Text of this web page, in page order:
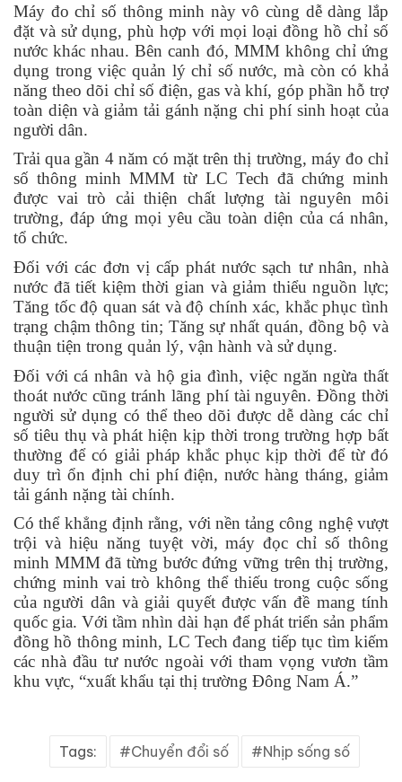
Máy đo chỉ số thông minh này vô cùng dễ dàng lắp
đặt và sử dụng, phù hợp với mọi loại đồng hồ chỉ số
nước khác nhau. Bên canh đó, MMM không chỉ ứng
dụng trong việc quản lý chỉ số nước, mà còn có khả
năng theo dõi chỉ số điện, gas và khí, góp phần hỗ trợ
toàn diện và giảm tải gánh nặng chi phí sinh hoạt của
người dân.
Trải qua gần 4 năm có mặt trên thị trường, máy đo chỉ
số thông minh MMM từ LC Tech đã chứng minh
được vai trò cải thiện chất lượng tài nguyên môi
trường, đáp ứng mọi yêu cầu toàn diện của cá nhân,
tổ chức.
Đối với các đơn vị cấp phát nước sạch tư nhân, nhà
nước đã tiết kiệm thời gian và giảm thiểu nguồn lực;
Tăng tốc độ quan sát và độ chính xác, khắc phục tình
trạng chậm thông tin; Tăng sự nhất quán, đồng bộ và
thuận tiện trong quản lý, vận hành và sử dụng.
Đối với cá nhân và hộ gia đình, việc ngăn ngừa thất
thoát nước cũng tránh lãng phí tài nguyên. Đồng thời
người sử dụng có thể theo dõi được dễ dàng các chỉ
số tiêu thụ và phát hiện kịp thời trong trường hợp bất
thường để có giải pháp khắc phục kịp thời để từ đó
duy trì ổn định chi phí điện, nước hàng tháng, giảm
tải gánh nặng tài chính.
Có thể khẳng định rằng, với nền tảng công nghệ vượt
trội và hiệu năng tuyệt vời, máy đọc chỉ số thông
minh MMM đã từng bước đứng vững trên thị trường,
chứng minh vai trò không thể thiếu trong cuộc sống
của người dân và giải quyết được vấn đề mang tính
quốc gia. Với tầm nhìn dài hạn để phát triển sản phẩm
đồng hồ thông minh, LC Tech đang tiếp tục tìm kiếm
các nhà đầu tư nước ngoài với tham vọng vươn tầm
khu vực, “xuất khẩu tại thị trường Đông Nam Á.”
Tags: Chuyển đổi số Nhịp sống số